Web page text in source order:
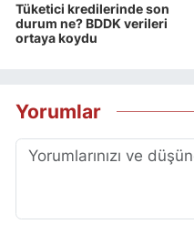
Tüketici kredilerinde son
durum ne? BDDK verileri
ortaya koydu
Yorumlar